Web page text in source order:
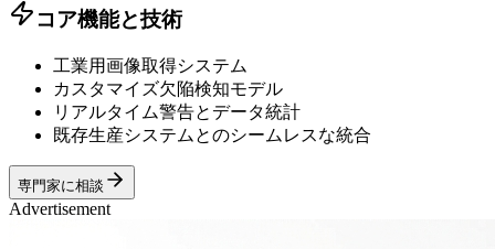
コア機能と技術
工業用画像取得システム
カスタマイズ欠陥検知モデル
リアルタイム警告とデータ統計
既存生産システムとのシームレスな統合
専門家に相談
Advertisement